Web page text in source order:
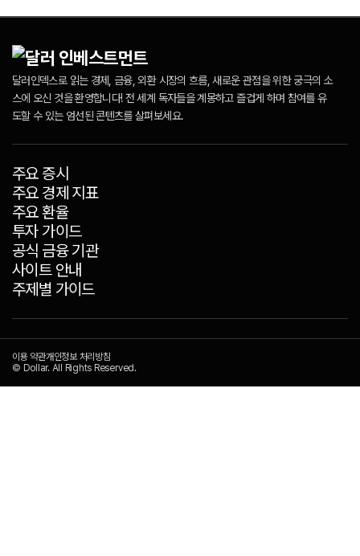
달러인덱스로 읽는 경제, 금융, 외환 시장의 흐름, 새로운 관점을 위한 궁극의 소
스에 오신 것을 환영합니다! 전 세계 독자들을 계몽하고 즐겁게 하며 참여를 유
도할 수 있는 엄선된 콘텐츠를 살펴보세요.
주요 증시
주요 경제 지표
주요 환율
투자 가이드
공식 금융 기관
사이트 안내
주제별 가이드
이용 약관개인정보 처리방침
© Dollar. All Rights Reserved.